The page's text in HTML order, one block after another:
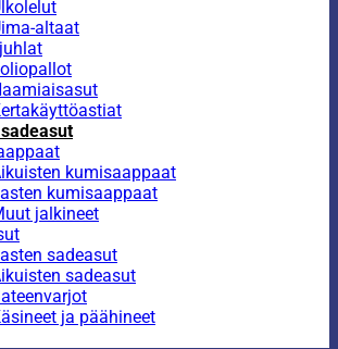
altaat
kumisaappaat
kumisaappaat
jalkineet
sadeasut
sadeasut
ja päähineet